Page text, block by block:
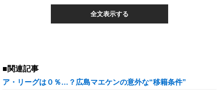
全文表示する
■関連記事
ア・リーグは０％…？広島マエケンの意外な“移籍条件”